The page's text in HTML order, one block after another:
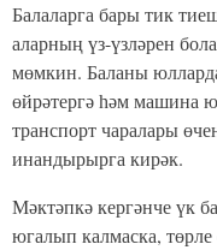
Балаларга бары тик
аларның үз-үзләрен
мөмкин. Баланы юлларда
өйрәтергә һәм машина
транспорт чаралары
инандырырга кирәк.
Мәктәпкә кергәнче үк
югалып калмаска, төрле